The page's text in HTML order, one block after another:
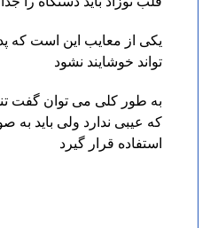
یکی از معایب این است که
تواند خوشایند نشود
به طور کلی می توان گفت
که عیبی ندارد ولی باید
استفاده قرار گیرد